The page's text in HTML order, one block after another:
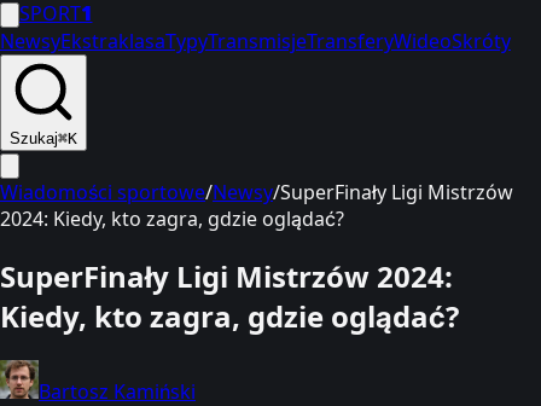
SPORT1
NewsyEkstraklasaTypyTransmisjeTransferyWideoSkróty
Szukaj⌘K
Wiadomości sportowe/Newsy/SuperFinały Ligi Mistrzów
2024: Kiedy, kto zagra, gdzie oglądać?
SuperFinały Ligi Mistrzów 2024:
Kiedy, kto zagra, gdzie oglądać?
Bartosz Kamiński